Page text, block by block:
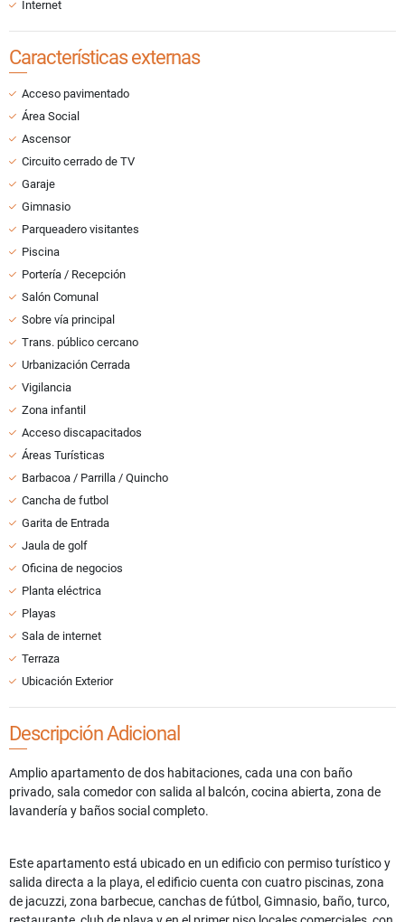
Internet
Características externas
Acceso pavimentado
Área Social
Ascensor
Circuito cerrado de TV
Garaje
Gimnasio
Parqueadero visitantes
Piscina
Portería / Recepción
Salón Comunal
Sobre vía principal
Trans. público cercano
Urbanización Cerrada
Vigilancia
Zona infantil
Acceso discapacitados
Áreas Turísticas
Barbacoa / Parrilla / Quincho
Cancha de futbol
Garita de Entrada
Jaula de golf
Oficina de negocios
Planta eléctrica
Playas
Sala de internet
Terraza
Ubicación Exterior
Descripción Adicional
Amplio apartamento de dos habitaciones, cada una con baño
privado, sala comedor con salida al balcón, cocina abierta, zona de
lavandería y baños social completo.
Este apartamento está ubicado en un edificio con permiso turístico y
salida directa a la playa, el edificio cuenta con cuatro piscinas, zona
de jacuzzi, zona barbecue, canchas de fútbol, Gimnasio, baño, turco,